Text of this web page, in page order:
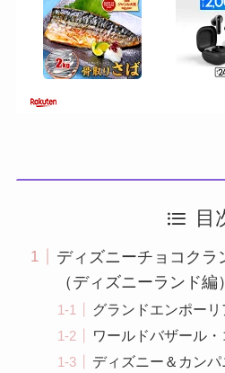
目
ディズニーチョコクラ
（ディズニーランド編）
グランドエンポーリ
ワールドバザール
ディズニー＆カンパ